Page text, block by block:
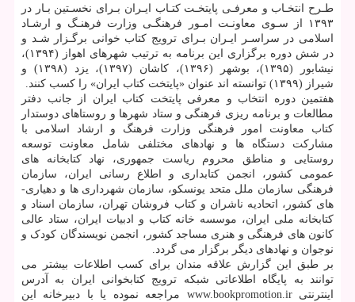
طـرح انتخـاب و معرفـی پایتخـت کتـاب ایـران بـرای نخسـتین بـار در
۱۳۹۳ از سـوی معاونـت امـور فرهنگـی وزارت فرهنـگ و ارشـاد
اسلامی در سراسـر ایـران بـرای ترویج کتاب خوانی برگـزار شـد و
در شش دوره برگزاری این برنامه به ترتیب شهرهای اهواز (۱۳۹۴)،
نیشابور (۱۳۹۵)، بوشهر (۱۳۹۶)، کاشان (۱۳۹۷)، یزد (۱۳۹۸) و
شیراز (۱۳۹۹) توانسته اند عنوان «پایتخت کتاب ایران» را کسب کنند.
هفتمین دوره انتخاب و معرفی پایتخت کتاب ایران از جانب دفتر
مطالعات و برنامه ریزی فرهنگی و ستاد شهرها و روستاهای دوستدار
کتاب معاونت امور فرهنگی وزارت فرهنگ و ارشاد اسلامی با
مشارکت دستگاه ها و نهادهای مختلفی شامل معاونت توسعه
روستایی و مناطق محروم ریاست جمهوری، نهاد کتابخانه های
عمومی کشور، انجمن کتابداری و اطلاع رسانی ایران، سازمان
فرهنگی سازمان ملل متحد یونسکو، سازمان شهرداری ­ها و دهیاری­
های کشور، اتحادیه ناشران و کتاب فروشان تهران، سازمان اسناد و
کتابخانه ملی ایران، موسسه خانه کتاب و ادبیات ایران، ستاد عالی
کانون های فرهنگی و هنری مساجد کشور، انجمن نویسندگان کودک و
نوجوان و نهادهای دیگر برگزار می گردد.
بر طبق این گزارش علاقه مندان برای کسب اطلاعات بیشتر می
‏توانند به پایگاه اطلاعاتی شبکه ترویج کتابخوانی ایران به آدرس
اینترنتی www.bookpromotion.ir مراجعه نموده یا با دبیرخانه این